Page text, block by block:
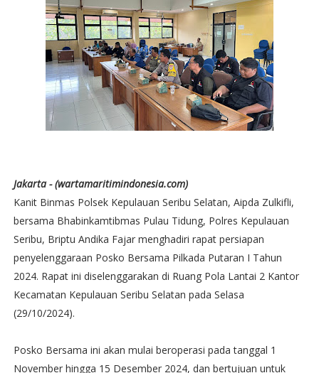
Jakarta - (wartamaritimindonesia.com)
Kanit Binmas Polsek Kepulauan Seribu Selatan, Aipda Zulkifli,
bersama Bhabinkamtibmas Pulau Tidung, Polres Kepulauan
Seribu, Briptu Andika Fajar menghadiri rapat persiapan
penyelenggaraan Posko Bersama Pilkada Putaran I Tahun
2024. Rapat ini diselenggarakan di Ruang Pola Lantai 2 Kantor
Kecamatan Kepulauan Seribu Selatan pada Selasa
(29/10/2024).
Posko Bersama ini akan mulai beroperasi pada tanggal 1
November hingga 15 Desember 2024, dan bertujuan untuk